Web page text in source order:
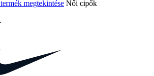
megtekintése Női cipők